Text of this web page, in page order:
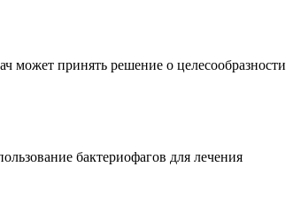
может принять решение о целесообразности
бактериофагов для лечения